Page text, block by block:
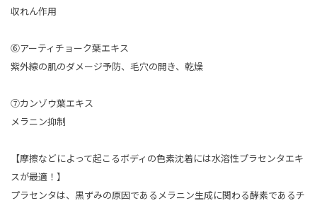
収れん作用
⑥アーティチョーク葉エキス
紫外線の肌のダメージ予防、毛穴の開き、乾燥
⑦カンゾウ葉エキス
メラニン抑制
【摩擦などによって起こるボディの色素沈着には水溶性プラセンタエキ
スが最適！】
プラセンタは、黒ずみの原因であるメラニン生成に関わる酵素であるチ